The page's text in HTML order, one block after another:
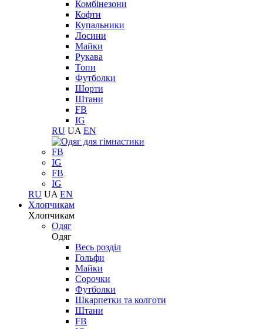
Комбінезони
Кофти
Купальники
Лосини
Майки
Рукава
Топи
Футболки
Шорти
Штани
FB
IG
RU UA EN
FB
IG
FB
IG
RU UA EN
Хлопчикам
Хлопчикам
Одяг
Одяг
Весь розділ
Гольфи
Майки
Сорочки
Футболки
Шкарпетки та колготи
Штани
FB